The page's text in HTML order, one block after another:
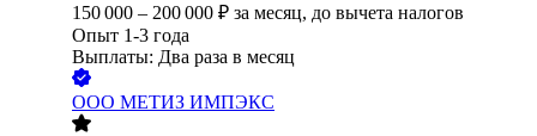
150 000 – 200 000 ₽ за месяц, до вычета налогов
Опыт 1-3 года
Выплаты: Два раза в месяц
ООО МЕТИЗ ИМПЭКС